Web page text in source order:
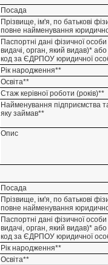
Посада
Прізвище, ім'я, по батькові
повне найменування
Паспортні дані фізичної
видачі, орган, який видав)*
код за ЄДРПОУ юридичної
Рік народження**
Освіта**
Стаж керівної роботи (років)**
Найменування підприємства
яку займав**
Опис
Посада
Прізвище, ім'я, по батькові
повне найменування
Паспортні дані фізичної
видачі, орган, який видав)*
код за ЄДРПОУ юридичної
Рік народження**
Освіта**